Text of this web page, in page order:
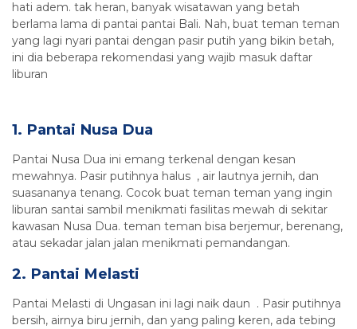
hati adem. tak heran, banyak wisatawan yang betah
berlama lama di pantai pantai Bali. Nah, buat teman teman
yang lagi nyari pantai dengan pasir putih yang bikin betah,
ini dia beberapa rekomendasi yang wajib masuk daftar
liburan
1. Pantai Nusa Dua
Pantai Nusa Dua ini emang terkenal dengan kesan
mewahnya. Pasir putihnya halus , air lautnya jernih, dan
suasananya tenang. Cocok buat teman teman yang ingin
liburan santai sambil menikmati fasilitas mewah di sekitar
kawasan Nusa Dua. teman teman bisa berjemur, berenang,
atau sekadar jalan jalan menikmati pemandangan.
2. Pantai Melasti
Pantai Melasti di Ungasan ini lagi naik daun . Pasir putihnya
bersih, airnya biru jernih, dan yang paling keren, ada tebing